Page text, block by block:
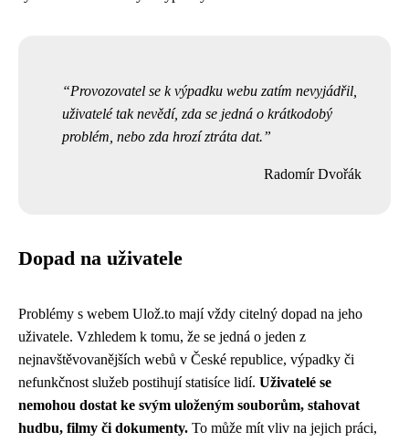
Provozovatel se k výpadku webu zatím nevyjádřil,
uživatelé tak nevědí, zda se jedná o krátkodobý
problém, nebo zda hrozí ztráta dat.
Radomír Dvořák
Dopad na uživatele
Problémy s webem Ulož.to mají vždy citelný dopad na jeho
uživatele. Vzhledem k tomu, že se jedná o jeden z
nejnavštěvovanějších webů v České republice, výpadky či
nefunkčnost služeb postihují statisíce lidí. Uživatelé se
nemohou dostat ke svým uloženým souborům, stahovat
hudbu, filmy či dokumenty. To může mít vliv na jejich práci,